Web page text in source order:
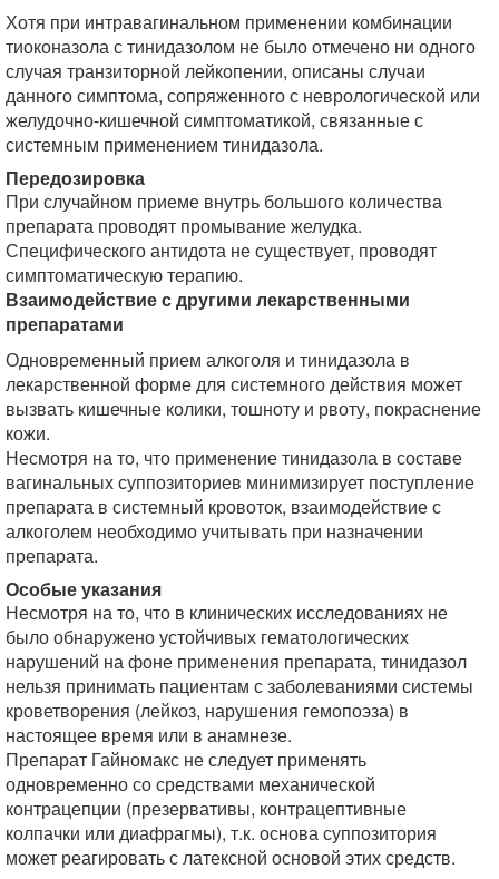
Хотя при интравагинальном применении комбинации
тиоконазола с тинидазолом не было отмечено ни одного
случая транзиторной лейкопении, описаны случаи
данного симптома, сопряженного с неврологической или
желудочно-кишечной симптоматикой, связанные с
системным применением тинидазола.
Передозировка
При случайном приеме внутрь большого количества
препарата проводят промывание желудка.
Специфического антидота не существует, проводят
симптоматическую терапию.
Взаимодействие с другими лекарственными
препаратами
Одновременный прием алкоголя и тинидазола в
лекарственной форме для системного действия может
вызвать кишечные колики, тошноту и рвоту, покраснение
кожи.
Несмотря на то, что применение тинидазола в составе
вагинальных суппозиториев минимизирует поступление
препарата в системный кровоток, взаимодействие с
алкоголем необходимо учитывать при назначении
препарата.
Особые указания
Несмотря на то, что в клинических исследованиях не
было обнаружено устойчивых гематологических
нарушений на фоне применения препарата, тинидазол
нельзя принимать пациентам с заболеваниями системы
кроветворения (лейкоз, нарушения гемопоэза) в
настоящее время или в анамнезе.
Препарат Гайномакс не следует применять
одновременно со средствами механической
контрацепции (презервативы, контрацептивные
колпачки или диафрагмы), т.к. основа суппозитория
может реагировать с латексной основой этих средств.